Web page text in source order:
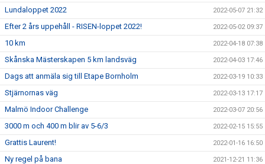
Lundaloppet 2022 2022-05-07 21:32
Efter 2 års uppehåll - RISEN-loppet 2022! 2022-05-02 09:37
10 km 2022-04-18 07:38
Skånska Mästerskapen 5 km landsväg 2022-04-03 17:46
Dags att anmäla sig till Etape Bornholm 2022-03-19 10:33
Stjärnornas väg 2022-03-13 17:17
Malmö Indoor Challenge 2022-03-07 20:56
3000 m och 400 m blir av 5-6/3 2022-02-15 15:55
Grattis Laurent! 2022-01-16 16:50
Ny regel på bana 2021-12-21 11:36